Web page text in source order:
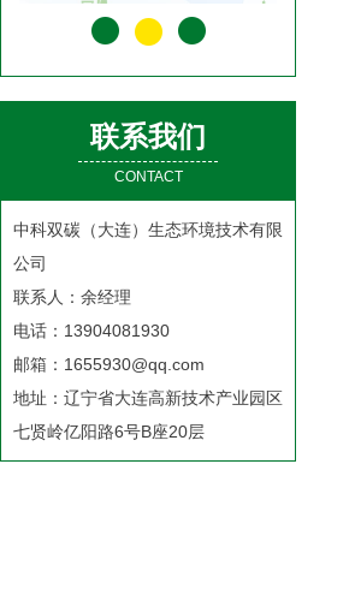
联系我们
CONTACT
中科双碳（大连）生态环境技术有限
公司
联系人：余经理
电话：13904081930
邮箱：1655930@qq.com
地址：辽宁省大连高新技术产业园区
七贤岭亿阳路6号B座20层